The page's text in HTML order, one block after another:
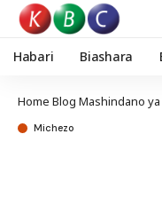
Habari Biashara
Home Blog Mashindano ya
Michezo